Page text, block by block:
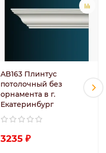
AB163 Плинтус
потолочный без
орнамента в г.
Екатеринбург
3235 ₽